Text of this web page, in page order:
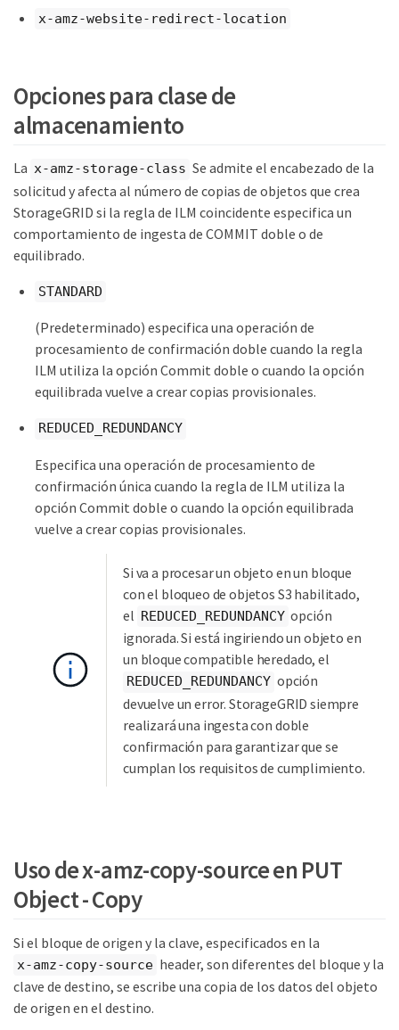
x-amz-website-redirect-location
Opciones para clase de
almacenamiento
La x-amz-storage-class Se admite el encabezado de la
solicitud y afecta al número de copias de objetos que crea
StorageGRID si la regla de ILM coincidente especifica un
comportamiento de ingesta de COMMIT doble o de
equilibrado.
STANDARD
(Predeterminado) especifica una operación de
procesamiento de confirmación doble cuando la regla
ILM utiliza la opción Commit doble o cuando la opción
equilibrada vuelve a crear copias provisionales.
REDUCED_REDUNDANCY
Especifica una operación de procesamiento de
confirmación única cuando la regla de ILM utiliza la
opción Commit doble o cuando la opción equilibrada
vuelve a crear copias provisionales.
Si va a procesar un objeto en un bloque
con el bloqueo de objetos S3 habilitado,
el REDUCED_REDUNDANCY opción
ignorada. Si está ingiriendo un objeto en
un bloque compatible heredado, el
REDUCED_REDUNDANCY opción
devuelve un error. StorageGRID siempre
realizará una ingesta con doble
confirmación para garantizar que se
cumplan los requisitos de cumplimiento.
Uso de x-amz-copy-source en PUT
Object - Copy
Si el bloque de origen y la clave, especificados en la
x-amz-copy-source header, son diferentes del bloque y la
clave de destino, se escribe una copia de los datos del objeto
de origen en el destino.